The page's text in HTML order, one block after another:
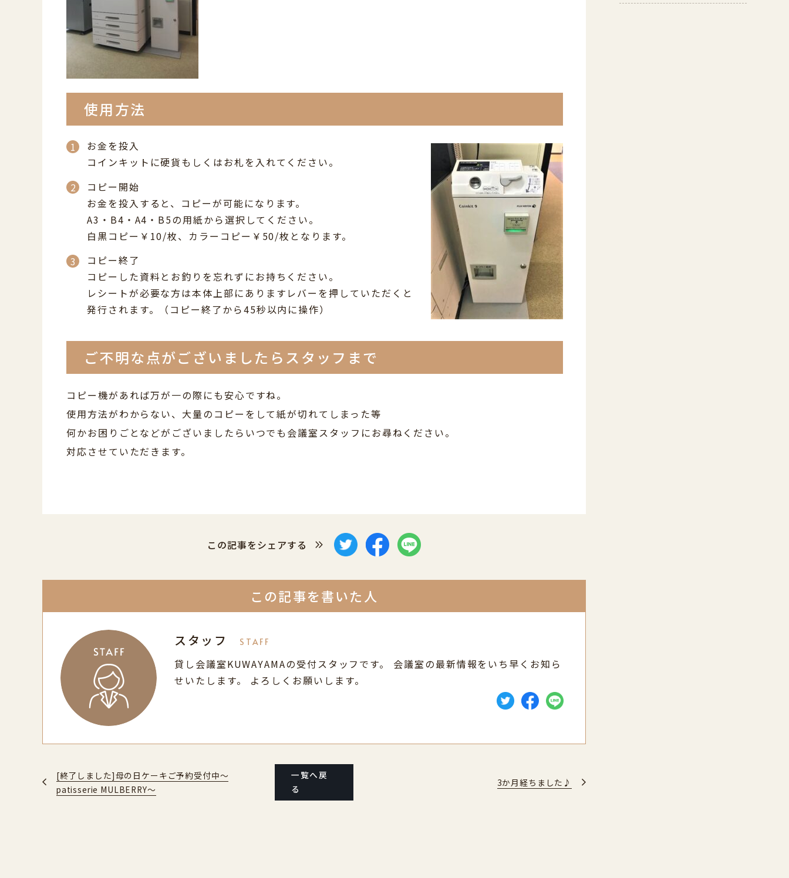
使用方法
お金を投入
コインキットに硬貨もしくはお札を入れてください。
コピー開始
お金を投入すると、コピーが可能になります。
A3・B4・A4・B5の用紙から選択してください。
白黒コピー￥10/枚、カラーコピー￥50/枚となります。
コピー終了
コピーした資料とお釣りを忘れずにお持ちください。
レシートが必要な方は本体上部にありますレバーを押していただくと
発行されます。（コピー終了から45秒以内に操作）
ご不明な点がございましたらスタッフまで
コピー機があれば万が一の際にも安心ですね。
使用方法がわからない、大量のコピーをして紙が切れてしまった等
何かお困りごとなどがございましたらいつでも会議室スタッフにお尋ねください。
対応させていただきます。
この記事をシェアする
この記事を書いた人
スタッフ STAFF
貸し会議室KUWAYAMAの受付スタッフです。 会議室の最新情報をいち早くお知ら
せいたします。 よろしくお願いします。
[終了しました]母の日ケーキご予約受付中～
patisserie MULBERRY～
一覧へ戻
る
3か月経ちました♪